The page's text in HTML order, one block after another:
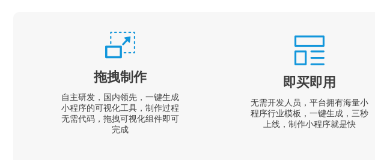
拖拽制作
自主研发，国内领先，一键生成
小程序的可视化工具，制作过程
无需代码，拖拽可视化组件即可
完成
即买即用
无需开发人员，平台拥有海量小
程序行业模板，一键生成，三秒
上线，制作小程序就是快